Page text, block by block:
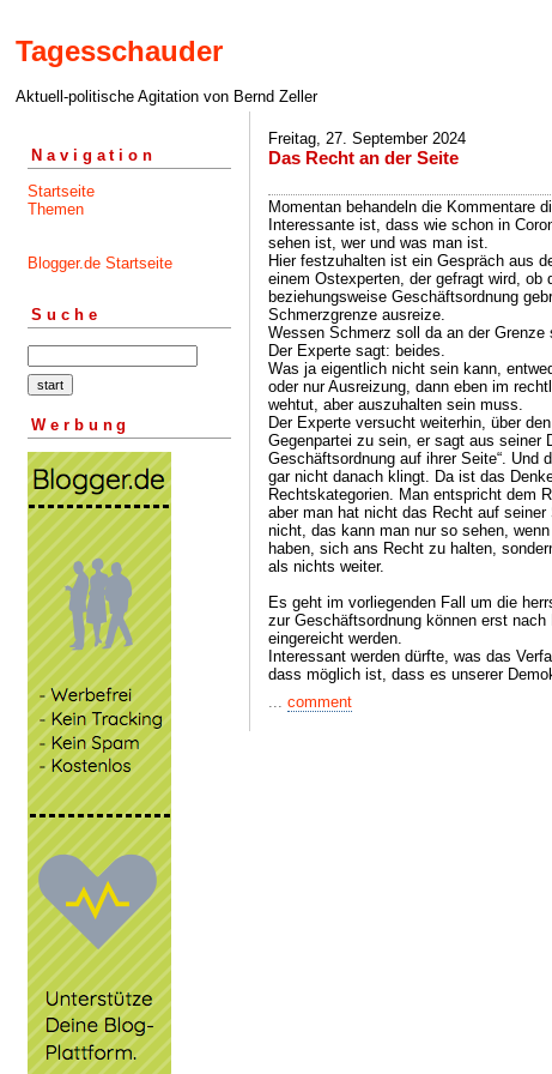
Tagesschauder
Aktuell-politische Agitation von Bernd Zeller
Navigation
Startseite
Themen
Blogger.de Startseite
Suche
Werbung
Freitag, 27. September 2024
Das Recht an der Seite
Momentan behandeln die Kommentare
Interessante ist, dass wie schon in
sehen ist, wer und was man ist.
Hier festzuhalten ist ein Gespräch aus
einem Ostexperten, der gefragt wird, ob
beziehungsweise Geschäftsordnung
Schmerzgrenze ausreize.
Wessen Schmerz soll da an der
Der Experte sagt: beides.
Was ja eigentlich nicht sein kann,
oder nur Ausreizung, dann eben im
wehtut, aber auszuhalten sein muss.
Der Experte versucht weiterhin, über
Gegenpartei zu sein, er sagt aus seiner
Geschäftsordnung auf ihrer Seite“. Und
gar nicht danach klingt. Da ist das
Rechtskategorien. Man entspricht dem
aber man hat nicht das Recht auf
nicht, das kann man nur so sehen,
haben, sich ans Recht zu halten,
als nichts weiter.
Es geht im vorliegenden Fall um die
zur Geschäftsordnung können erst
eingereicht werden.
Interessant werden dürfte, was das
dass möglich ist, dass es unserer
... comment